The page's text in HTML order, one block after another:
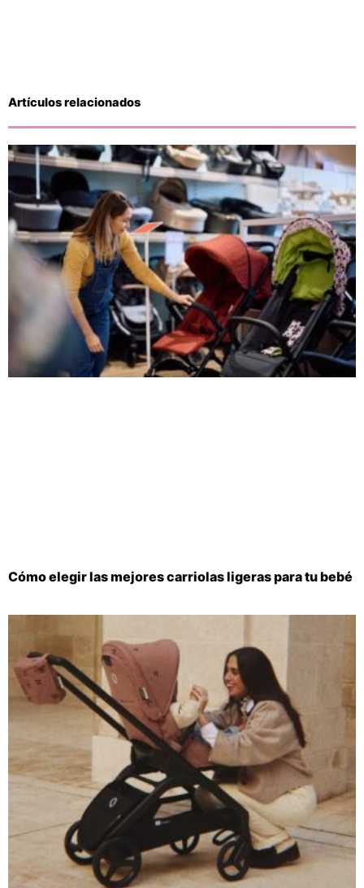
Artículos relacionados
Cómo elegir las mejores carriolas ligeras para tu bebé